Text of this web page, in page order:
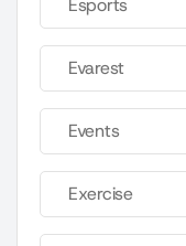
Evarest
Events
Exercise